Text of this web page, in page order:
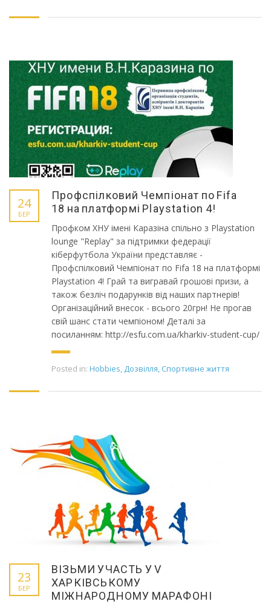
24
БЕР
Профспілковий Чемпіонат по Fifa
18 на платформі Playstation 4!
Профком ХНУ імені Каразіна спільно з Playstation
lounge "Replay" за підтримки федерації
кіберфутбола України представляє -
Профспілковий Чемпіонат по Fifa 18 на платформі
Playstation 4! Грай та вигравай грошові призи, а
також безліч подарунків від наших партнерів!
Організаційний внесок - всього 20грн! Не прогав
свій шанс стати чемпіоном! Деталі за
посиланням: http://esfu.com.ua/kharkiv-student-cup/
Posted in: Hobbies, Дозвілля, Спортивне життя
23
БЕР
ВІЗЬМИ УЧАСТЬ У V
ХАРКІВСЬКОМУ
МІЖНАРОДНОМУ МАРАФОНІ